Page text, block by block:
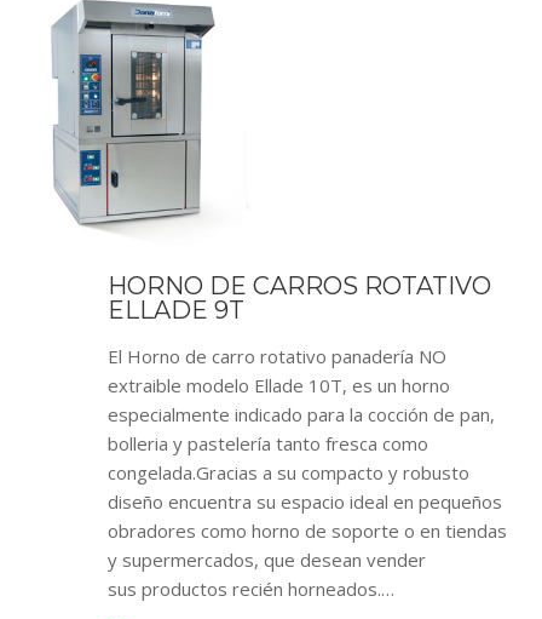
HORNO DE CARROS ROTATIVO
ELLADE 9T
El Horno de carro rotativo panadería NO
extraible modelo Ellade 10T, es un horno
especialmente indicado para la cocción de pan,
bolleria y pastelería tanto fresca como
congelada.Gracias a su compacto y robusto
diseño encuentra su espacio ideal en pequeños
obradores como horno de soporte o en tiendas
y supermercados, que desean vender
sus productos recién horneados.…